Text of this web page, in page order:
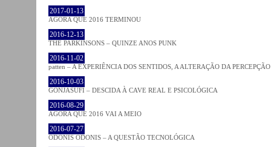
2017-01-13
AGORA QUE 2016 TERMINOU
2016-12-13
THE PARKINSONS – QUINZE ANOS PUNK
2016-11-02
patten – A EXPERIÊNCIA DOS SENTIDOS, A ALTERAÇÃO DA PERCEPÇÃO
2016-10-03
GONJASUFI – DESCIDA À CAVE REAL E PSICOLÓGICA
2016-08-29
AGORA QUE 2016 VAI A MEIO
2016-07-27
ODONIS ODONIS – A QUESTÃO TECNOLÓGICA